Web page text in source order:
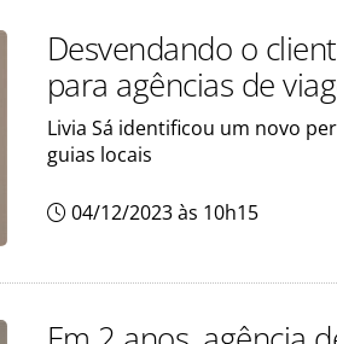
Desvendando o
para agências de
Livia Sá identificou um novo
guias locais
04/12/2023 às 10h15